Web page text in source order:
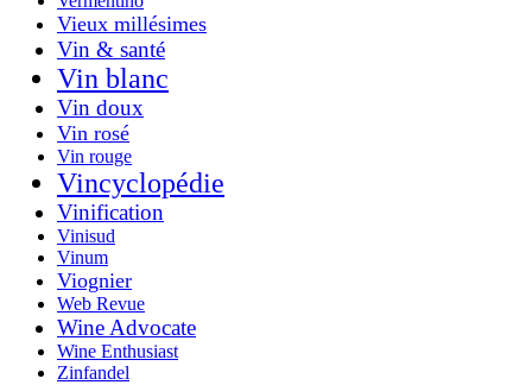
Vieux millésimes
Vin & santé
Vin blanc
Vin doux
Vin rosé
Vin rouge
Vincyclopédie
Vinification
Vinisud
Vinum
Viognier
Web Revue
Wine Advocate
Wine Enthusiast
Zinfandel